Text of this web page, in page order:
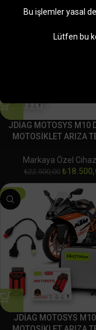
JDİAG MOTOSYS M10
MOTOSİKLET ARIZA
Markaya Özel
₺22.500,00 ₺
-18%
JDİAG MOTOSYS
Bu işlemler yasal
Lütfen bu